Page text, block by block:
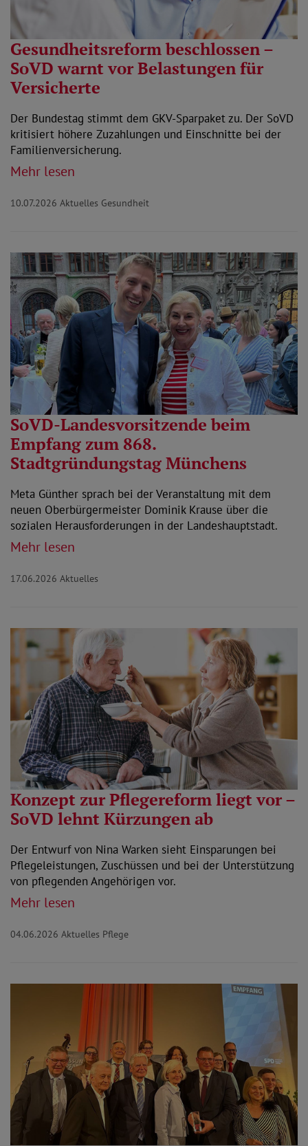
Gesundheitsreform beschlossen –
SoVD warnt vor Belastungen für
Versicherte
Der Bundestag stimmt dem GKV-Sparpaket zu. Der SoVD
kritisiert höhere Zuzahlungen und Einschnitte bei der
Familienversicherung.
Mehr lesen
10.07.2026 Aktuelles Gesundheit
SoVD-Landesvorsitzende beim
Empfang zum 868.
Stadtgründungstag Münchens
Meta Günther sprach bei der Veranstaltung mit dem
neuen Oberbürgermeister Dominik Krause über die
sozialen Herausforderungen in der Landeshauptstadt.
Mehr lesen
17.06.2026 Aktuelles
Konzept zur Pflegereform liegt vor –
SoVD lehnt Kürzungen ab
Der Entwurf von Nina Warken sieht Einsparungen bei
Pflegeleistungen, Zuschüssen und bei der Unterstützung
von pflegenden Angehörigen vor.
Mehr lesen
04.06.2026 Aktuelles Pflege